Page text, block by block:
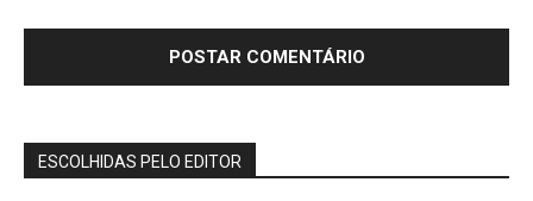
ESCOLHIDAS PELO EDITOR